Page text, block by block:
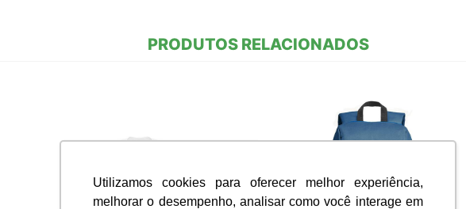
Utilizamos cookies para oferecer melhor experiência,
melhorar o desempenho, analisar como você interage em
PRODUTOS RELACIONADOS